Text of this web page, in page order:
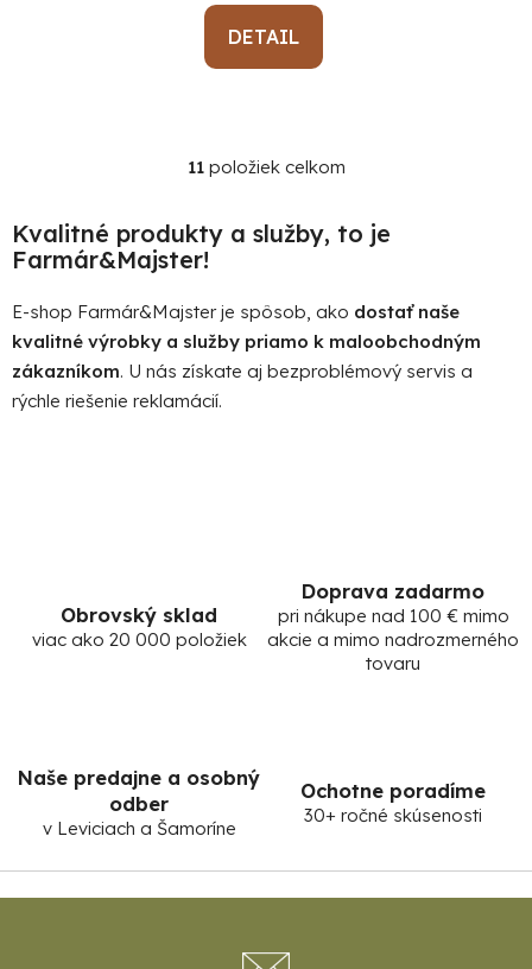
DETAIL
O
l
a
c
i
e
s
11položiek celkom
Kvalitné produkty a služby, to je
Farmár&Majster!
E-shop Farmár&Majster je spôsob, ako dostať naše
kvalitné výrobky a služby priamo k maloobchodným
zákazníkom. U nás získate aj bezproblémový servis a
rýchle riešenie reklamácií.
Obrovský sklad
viac ako 20 000 položiek
Doprava zadarmo
pri nákupe nad 100 € mimo
akcie a mimo nadrozmerného
tovaru
Naše predajne a osobný
odber
v Leviciach a Šamoríne
Ochotne poradíme
30+ ročné skúsenosti